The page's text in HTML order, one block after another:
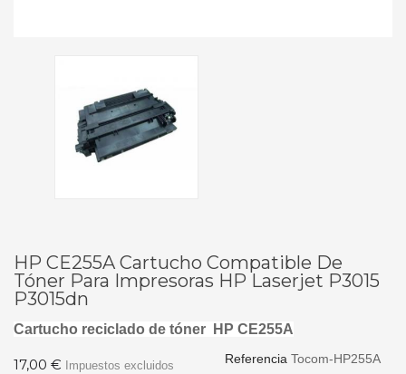
HP CE255A Cartucho Compatible De
Tóner Para Impresoras HP Laserjet P3015
P3015dn
Cartucho reciclado de tóner HP CE255A
Referencia Tocom-HP255A
17,00 € Impuestos excluidos